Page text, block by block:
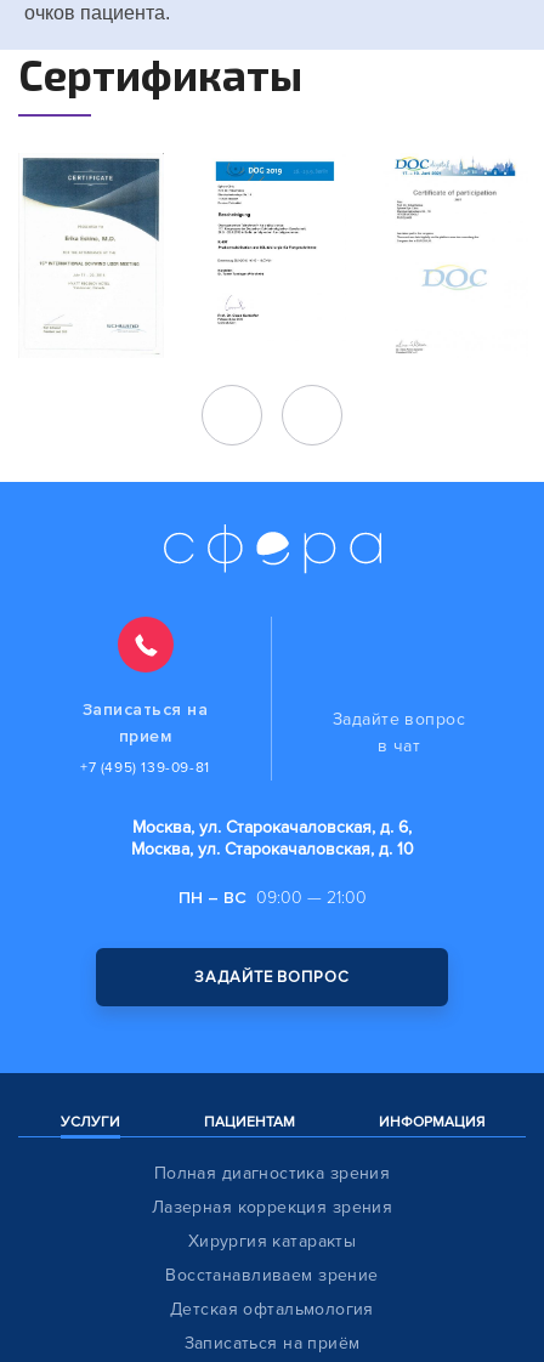
очков пациента.
Сертификаты
Записаться на
прием
+7 (495) 139-09-81
Задайте вопрос
в чат
Москва, ул. Старокачаловская, д. 6,
Москва, ул. Старокачаловская, д. 10
ПН – ВС 09:00 — 21:00
ЗАДАЙТЕ ВОПРОС
УСЛУГИ ПАЦИЕНТАМ ИНФОРМАЦИЯ
Полная диагностика зрения
Лазерная коррекция зрения
Хирургия катаракты
Восстанавливаем зрение
Детская офтальмология
Записаться на приём